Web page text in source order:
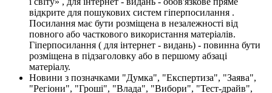
відкрите для пошукових систем гіперпосилання .
Посилання має бути розміщена в незалежності від
повного або часткового використання матеріалів.
Гіперпосилання ( для інтернет - видань) - повинна бути
розміщена в підзаголовку або в першому абзаці
матеріалу.
Новини з позначками "Думка", "Експертиза", "Заява",
"Регіони", "Гроші", "Влада", "Вибори", "Тест-драйв",